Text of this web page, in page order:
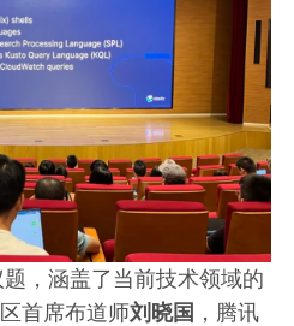
，涵盖了当前技术领域的
首席布道师刘晓国 ，腾讯